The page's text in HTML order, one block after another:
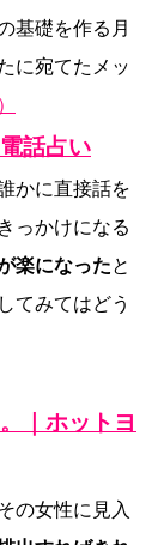
基礎を作る月
に宛てたメッ
話占い
かに直接話を
っかけになる
楽になったと
てみてはどう
｜ホットヨ
の女性に見入